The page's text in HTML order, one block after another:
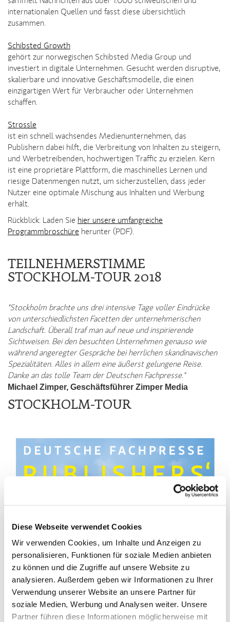
Diese Webseite verwendet Cookies
Wir verwenden Cookies, um Inhalte und Anzeigen zu
personalisieren, Funktionen für soziale Medien anbieten
zu können und die Zugriffe auf unsere Website zu
analysieren. Außerdem geben wir Informationen zu Ihrer
Verwendung unserer Website an unsere Partner für
soziale Medien, Werbung und Analysen weiter. Unsere
Partner führen diese Informationen möglicherweise mit
internationalen Quellen und fasst diese übersichtlich
zusammen.
Schibsted Growth
gehört zur norwegischen Schibsted Media Group und
investiert in digitale Unternehmen. Gesucht werden disruptive,
skalierbare und innovative Geschäftsmodelle, die einen
einzigartigen Wert für Verbraucher oder Unternehmen
schaffen.
Strossle
ist ein schnell wachsendes Medienunternehmen, das
Publishern dabei hilft, die Verbreitung von Inhalten zu steigern,
und Werbetreibenden, hochwertigen Traffic zu erzielen. Kern
ist eine proprietäre Plattform, die maschinelles Lernen und
riesige Datenmengen nutzt, um sicherzustellen, dass jeder
Nutzer eine optimale Mischung aus Inhalten und Werbung
erhält.
Rückblick: Laden Sie hier unsere umfangreiche
Programmbroschüre herunter (PDF).
TEILNEHMERSTIMME
STOCKHOLM-TOUR 2018
"Stockholm brachte uns drei intensive Tage voller Eindrücke
von unterschiedlichsten Facetten der unternehmerischen
Landschaft. Überall traf man auf neue und inspirierende
Sichtweisen. Bei den besuchten Unternehmen genauso wie
während angeregter Gespräche bei herrlichen skandinavischen
Spezialitäten. Alles in allem eine äußerst gelungene Reise.
Danke an das tolle Team der Deutschen Fachpresse."
Michael Zimper, Geschäftsführer Zimper Media
STOCKHOLM-TOUR